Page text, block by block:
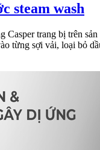
steam wash
Casper trang bị trên
từng sợi vải, loại bỏ